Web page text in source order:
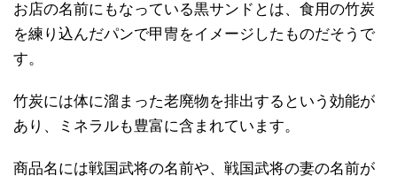
お店の名前にもなっている黒サンドとは、食用の竹炭
を練り込んだパンで甲冑をイメージしたものだそうで
す。
竹炭には体に溜まった老廃物を排出するという効能が
あり、ミネラルも豊富に含まれています。
商品名には戦国武将の名前や、戦国武将の妻の名前が